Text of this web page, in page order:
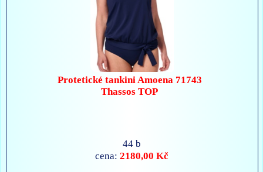
Protetické tankini Amoena 71743
Thassos TOP
44 b
cena:2180,00 Kč